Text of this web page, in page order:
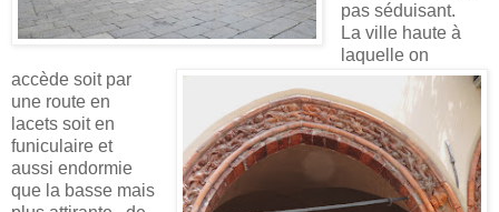
pas séduisant.
La ville haute à
laquelle on
accède soit par
une route en
lacets soit en
funiculaire et
aussi endormie
que la basse mais